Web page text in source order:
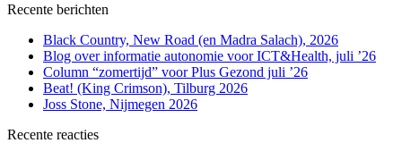
Recente berichten
Black Country, New Road (en Madra Salach), 2026
Blog over informatie autonomie voor ICT&Health, juli ’26
Column “zomertijd” voor Plus Gezond juli ’26
Beat! (King Crimson), Tilburg 2026
Joss Stone, Nijmegen 2026
Recente reacties